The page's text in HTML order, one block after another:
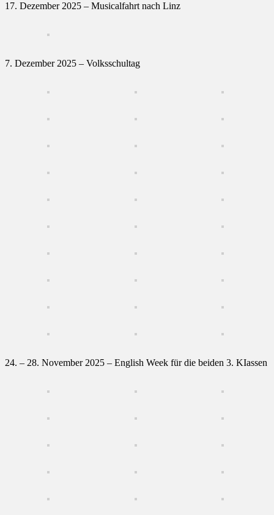
17. Dezember 2025 – Musicalfahrt nach Linz
7. Dezember 2025 – Volksschultag
24. – 28. November 2025 – English Week für die beiden 3. KIassen